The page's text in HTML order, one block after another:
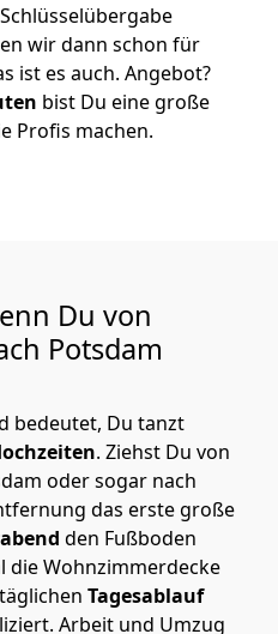
wir dann schon für
ist es auch. Angebot?
bist Du eine große
Profis machen.
Du von
Potsdam
bedeutet, Du tanzt
. Ziehst Du von
oder sogar nach
das erste große
den Fußboden
die Wohnzimmerdecke
Tagesablauf
Arbeit und Umzug